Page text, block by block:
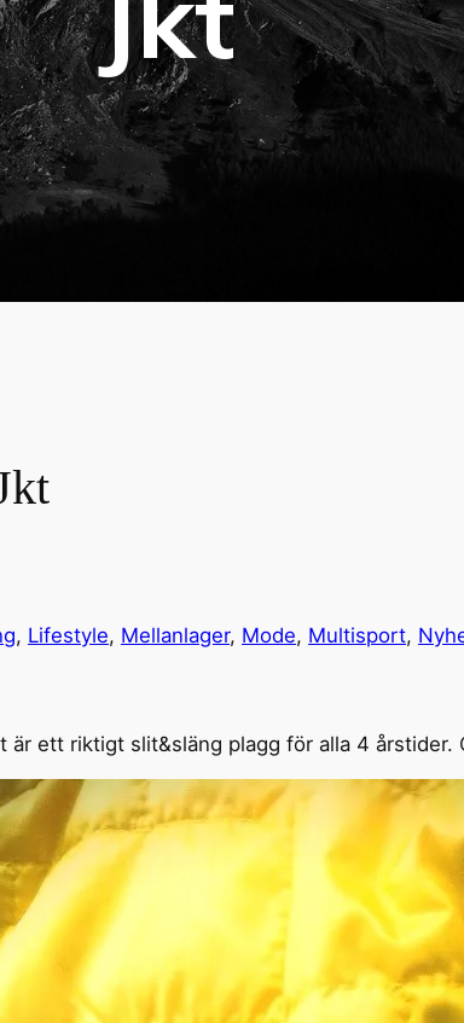
, Lifestyle, Mellanlager, Mode, Multisport,
är ett riktigt slit&släng plagg för alla 4 årstider.